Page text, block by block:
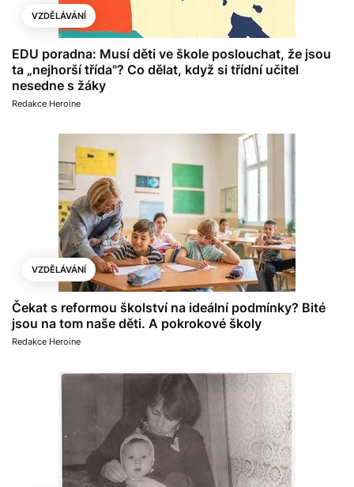
VZDĚLÁVÁNÍ
EDU poradna: Musí děti ve škole poslouchat, že jsou
ta „nejhorší třída"? Co dělat, když si třídní učitel
nesedne s žáky
Redakce Heroine
VZDĚLÁVÁNÍ
Čekat s reformou školství na ideální podmínky? Bité
jsou na tom naše děti. A pokrokové školy
Redakce Heroine